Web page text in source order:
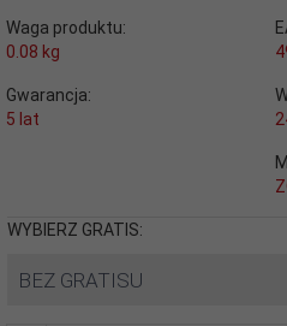
Waga produktu:
0.08 kg
Gwarancja:
5 lat
WYBIERZ GRATIS:
BEZ GRATISU